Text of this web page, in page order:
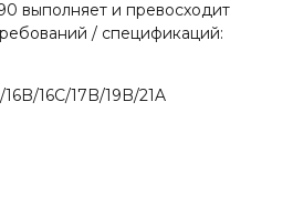
выполняет и превосходит
/ спецификаций:
16C/17B/19B/21A